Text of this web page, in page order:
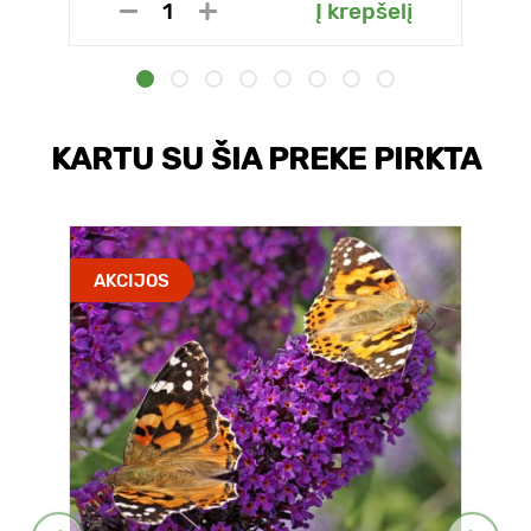
Į krepšelį
KARTU SU ŠIA PREKE PIRKTA
AKCIJOS